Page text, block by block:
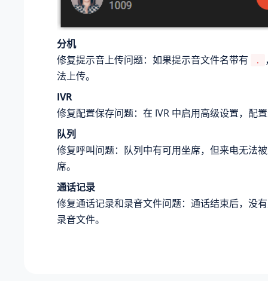
分机
修复提示音上传问题：如果提示音文件名带有
.
法上传。
IVR
修复配置保存问题：在 IVR 中启用高级设置，配
队列
修复呼叫问题：队列中有可用坐席，但来电无法
席。
通话记录
修复通话记录和录音文件问题：通话结束后，没
录音文件。